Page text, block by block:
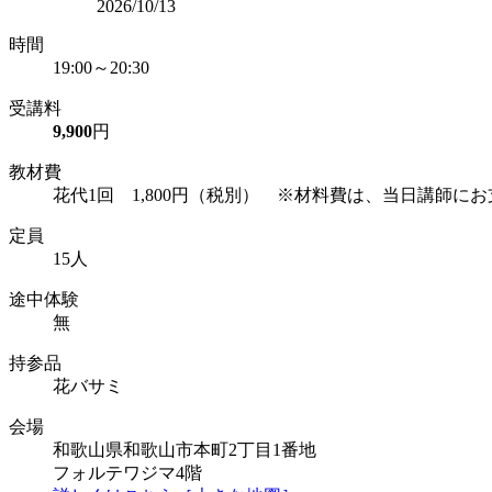
2026/10/13
時間
19:00～20:30
受講料
9,900円
教材費
花代1回 1,800円（税別） ※材料費は、当日講師にお
定員
15人
途中体験
無
持参品
花バサミ
会場
和歌山県和歌山市本町2丁目1番地
フォルテワジマ4階